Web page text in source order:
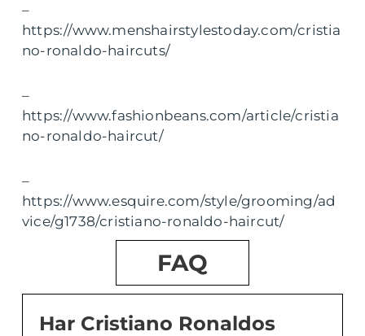
–
https://www.menshairstylestoday.com/cristia
no-ronaldo-haircuts/
–
https://www.fashionbeans.com/article/cristia
no-ronaldo-haircut/
–
https://www.esquire.com/style/grooming/ad
vice/g1738/cristiano-ronaldo-haircut/
FAQ
Har Cristiano Ronaldos